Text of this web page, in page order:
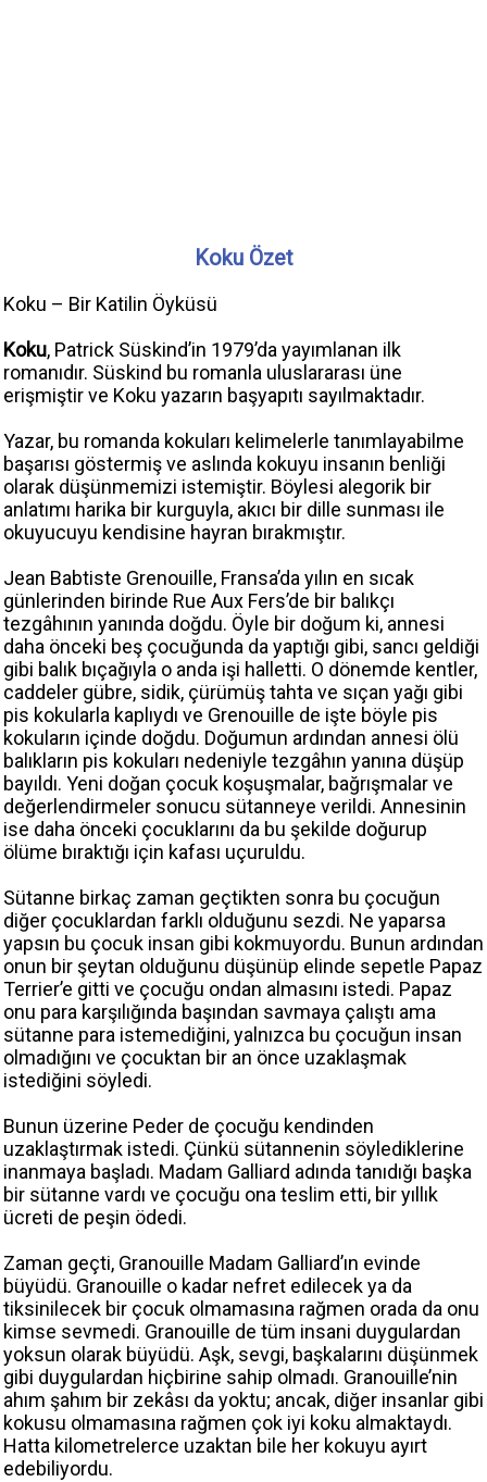
Koku Özet
Koku – Bir Katilin Öyküsü
Koku, Patrick Süskind’in 1979’da yayımlanan ilk
romanıdır. Süskind bu romanla uluslararası üne
erişmiştir ve Koku yazarın başyapıtı sayılmaktadır.
Yazar, bu romanda kokuları kelimelerle tanımlayabilme
başarısı göstermiş ve aslında kokuyu insanın benliği
olarak düşünmemizi istemiştir. Böylesi alegorik bir
anlatımı harika bir kurguyla, akıcı bir dille sunması ile
okuyucuyu kendisine hayran bırakmıştır.
Jean Babtiste Grenouille, Fransa’da yılın en sıcak
günlerinden birinde Rue Aux Fers’de bir balıkçı
tezgâhının yanında doğdu. Öyle bir doğum ki, annesi
daha önceki beş çocuğunda da yaptığı gibi, sancı geldiği
gibi balık bıçağıyla o anda işi halletti. O dönemde kentler,
caddeler gübre, sidik, çürümüş tahta ve sıçan yağı gibi
pis kokularla kaplıydı ve Grenouille de işte böyle pis
kokuların içinde doğdu. Doğumun ardından annesi ölü
balıkların pis kokuları nedeniyle tezgâhın yanına düşüp
bayıldı. Yeni doğan çocuk koşuşmalar, bağrışmalar ve
değerlendirmeler sonucu sütanneye verildi. Annesinin
ise daha önceki çocuklarını da bu şekilde doğurup
ölüme bıraktığı için kafası uçuruldu.
Sütanne birkaç zaman geçtikten sonra bu çocuğun
diğer çocuklardan farklı olduğunu sezdi. Ne yaparsa
yapsın bu çocuk insan gibi kokmuyordu. Bunun ardından
onun bir şeytan olduğunu düşünüp elinde sepetle Papaz
Terrier’e gitti ve çocuğu ondan almasını istedi. Papaz
onu para karşılığında başından savmaya çalıştı ama
sütanne para istemediğini, yalnızca bu çocuğun insan
olmadığını ve çocuktan bir an önce uzaklaşmak
istediğini söyledi.
Bunun üzerine Peder de çocuğu kendinden
uzaklaştırmak istedi. Çünkü sütannenin söylediklerine
inanmaya başladı. Madam Galliard adında tanıdığı başka
bir sütanne vardı ve çocuğu ona teslim etti, bir yıllık
ücreti de peşin ödedi.
Zaman geçti, Granouille Madam Galliard’ın evinde
büyüdü. Granouille o kadar nefret edilecek ya da
tiksinilecek bir çocuk olmamasına rağmen orada da onu
kimse sevmedi. Granouille de tüm insani duygulardan
yoksun olarak büyüdü. Aşk, sevgi, başkalarını düşünmek
gibi duygulardan hiçbirine sahip olmadı. Granouille’nin
ahım şahım bir zekâsı da yoktu; ancak, diğer insanlar gibi
kokusu olmamasına rağmen çok iyi koku almaktaydı.
Hatta kilometrelerce uzaktan bile her kokuyu ayırt
edebiliyordu.